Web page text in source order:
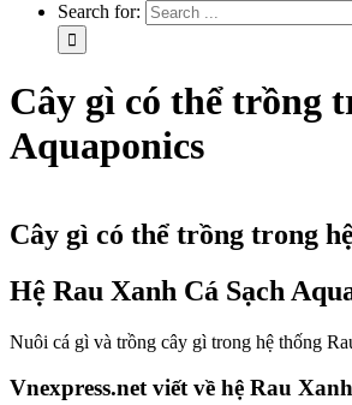
Search for:
Cây gì có thể trồng
Aquaponics
Cây gì có thể trồng trong
Hệ Rau Xanh Cá Sạch
Nuôi cá gì và trồng cây gì trong hệ thống
Vnexpress.net viết về hệ Rau